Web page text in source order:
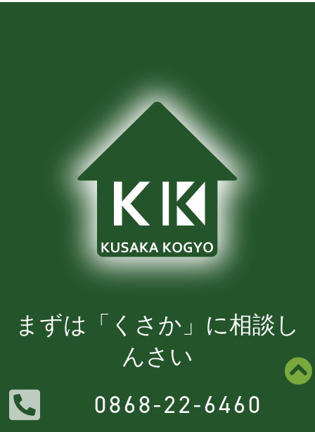
まずは「くさか」に相談し
んさい
0868-22-6460